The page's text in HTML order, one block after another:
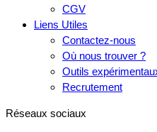
CGV
Liens Utiles
Contactez-nous
Où nous trouver ?
Outils
Recrutement
Réseaux sociaux